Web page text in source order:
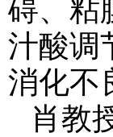
碍、粘
汁酸调
消化不
肖教